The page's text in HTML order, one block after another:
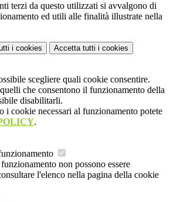
terzi da questo utilizzati si avvalgono di
ed utili alle finalità illustrate nella
i cookies Accetta tutti i cookies
scegliere quali cookie consentire.
che consentono il funzionamento della
disabilitarli.
i cookie necessari al funzionamento potete
.
non possono essere
l'elenco nella pagina della cookie